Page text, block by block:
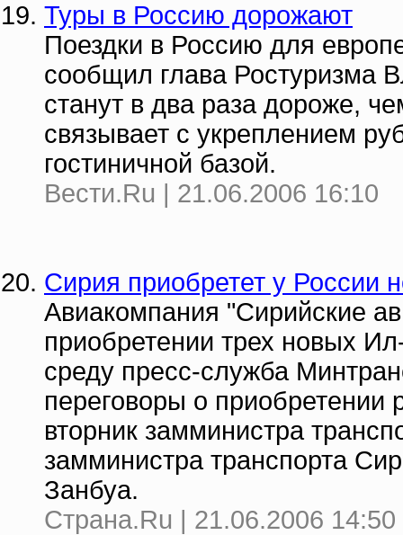
Туры в Россию дорожают
Поездки в Россию для
сообщил глава Ростуризма
станут в два раза дороже,
связывает с укреплением
гостиничной базой.
Вести.Ru | 21.06.2006 16:10
Сирия приобретет у России
Авиакомпания "Сирийские
приобретении трех новых
среду пресс-служба
переговоры о приобретении
вторник замминистра
замминистра транспорта
Занбуа.
Страна.Ru | 21.06.2006 14:50